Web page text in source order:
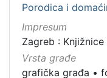
Porodica i
Impresum
Zagreb :
Vrsta građe
grafička građa •